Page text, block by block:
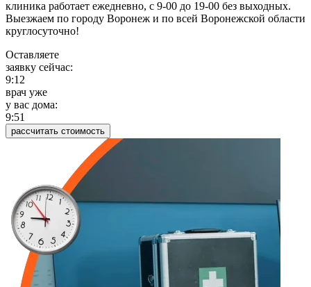
клиника работает ежедневно, с 9-00 до 19-00 без выходных.
Выезжаем по городу Воронеж и по всей Воронежской области
круглосуточно!
Оставляете
заявку сейчас:
9:12
врач уже
у вас дома:
9:51
рассчитать стоимость